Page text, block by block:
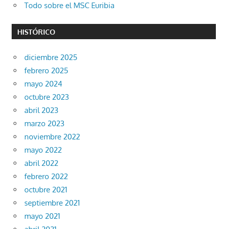
Todo sobre el MSC Euribia
HISTÓRICO
diciembre 2025
febrero 2025
mayo 2024
octubre 2023
abril 2023
marzo 2023
noviembre 2022
mayo 2022
abril 2022
febrero 2022
octubre 2021
septiembre 2021
mayo 2021